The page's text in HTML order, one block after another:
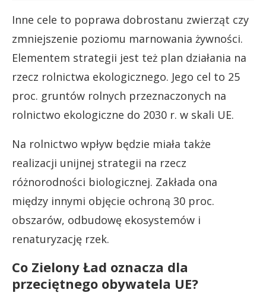
Inne cele to poprawa dobrostanu zwierząt czy
zmniejszenie poziomu marnowania żywności.
Elementem strategii jest też plan działania na
rzecz rolnictwa ekologicznego. Jego cel to 25
proc. gruntów rolnych przeznaczonych na
rolnictwo ekologiczne do 2030 r. w skali UE.
Na rolnictwo wpływ będzie miała także
realizacji unijnej strategii na rzecz
różnorodności biologicznej. Zakłada ona
między innymi objęcie ochroną 30 proc.
obszarów, odbudowę ekosystemów i
renaturyzację rzek.
Co Zielony Ład oznacza dla
przeciętnego obywatela UE?